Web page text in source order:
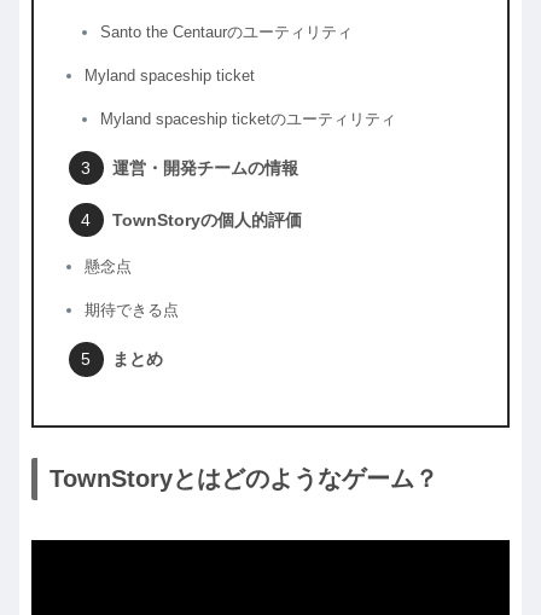
Santo the Centaurのユーティリティ
Myland spaceship ticket
Myland spaceship ticketのユーティリティ
運営・開発チームの情報
TownStoryの個人的評価
懸念点
期待できる点
まとめ
TownStoryとはどのようなゲーム？